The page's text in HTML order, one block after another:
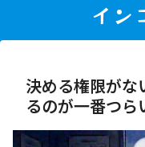
イン
決める権限がな
るのが一番つら